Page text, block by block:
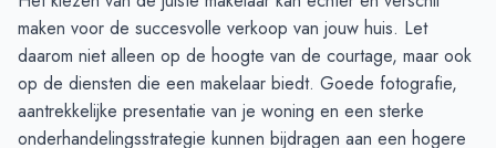
maken voor de succesvolle verkoop van jouw huis. Let
daarom niet alleen op de hoogte van de courtage, maar ook
op de diensten die een makelaar biedt. Goede fotografie,
aantrekkelijke presentatie van je woning en een sterke
onderhandelingsstrategie kunnen bijdragen aan een hogere